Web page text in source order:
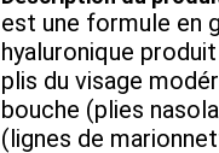
est une formule en
hyaluronique
plis du visage
bouche (plies
(lignes de